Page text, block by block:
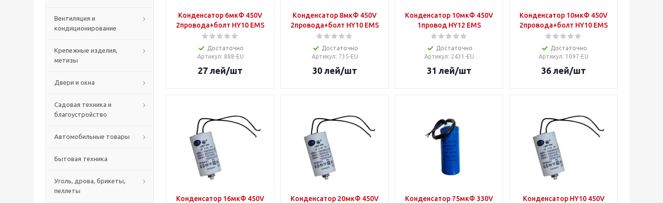
Вентиляция и
кондиционирование
Крепежные изделия,
метизы
Двери и окна
Садовая техника и
благоустройство
Автомобильные товары
Бытовая техника
Уголь, дрова, брикеты,
пеллеты
Конденсатор 6мкФ 450V
2провода+болт HY10 EMS
Достаточно
Артикул: 888-EU
27 лей/шт
Конденсатор 8мкФ 450V
2провода+болт HY10 EMS
Достаточно
Артикул: 735-EU
30 лей/шт
Конденсатор 10мкФ 450V
1провод HY12 EMS
Достаточно
Артикул: 2431-EU
31 лей/шт
Конденсатор 10мкФ 450V
2провода+болт HY10 EMS
Достаточно
Артикул: 1097-EU
36 лей/шт
Конденсатор 16мкФ 450V
Конденсатор 20мкФ 450V
Конденсатор 75мкФ 330V
Конденсатор HY10 450V